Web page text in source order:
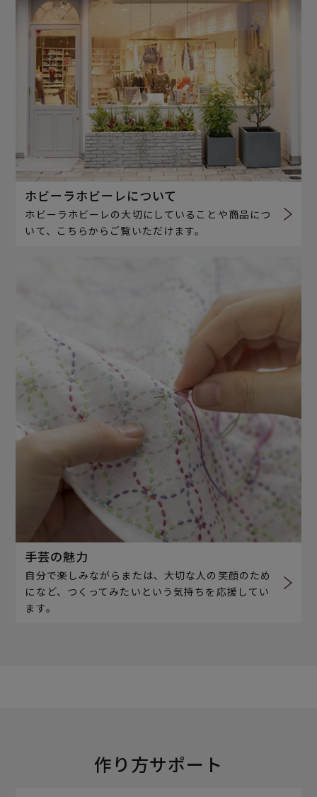
ホビーラホビーレについて
ホビーラホビーレの大切にしていることや商品につ
いて、こちらからご覧いただけます。
手芸の魅力
自分で楽しみながらまたは、大切な人の笑顔のため
になど、つくってみたいという気持ちを応援してい
ます。
作り方サポート